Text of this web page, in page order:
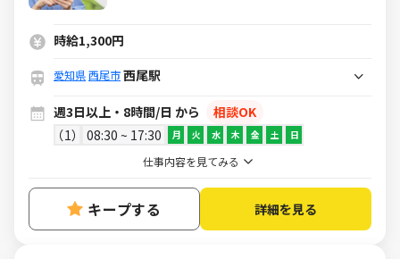
時給1,300円
愛知県西尾市西尾駅
週3日以上・8時間/日 から
相談OK
1
08:30 ~ 17:30 月 火 水 木 金 土 日
仕事内容を見てみる
キープする 詳細を見る